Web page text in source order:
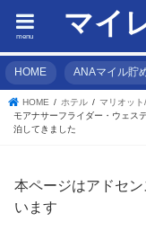
マイ
menu
HOME ANAマイル貯
HOME ホテル
マリオット
モアナサーフライダー・ウェス
泊してきました
本ページはアドセ
います